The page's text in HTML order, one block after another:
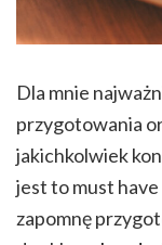
Dla mnie
przygotowania
jakichkolwiek
jest to must
zapomnę